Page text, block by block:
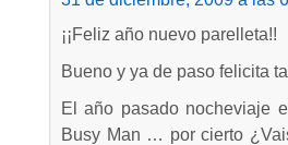
¡¡Feliz año nuevo parelleta!!
Bueno y ya de paso felicita
El año pasado nocheviaje
Busy Man … por cierto